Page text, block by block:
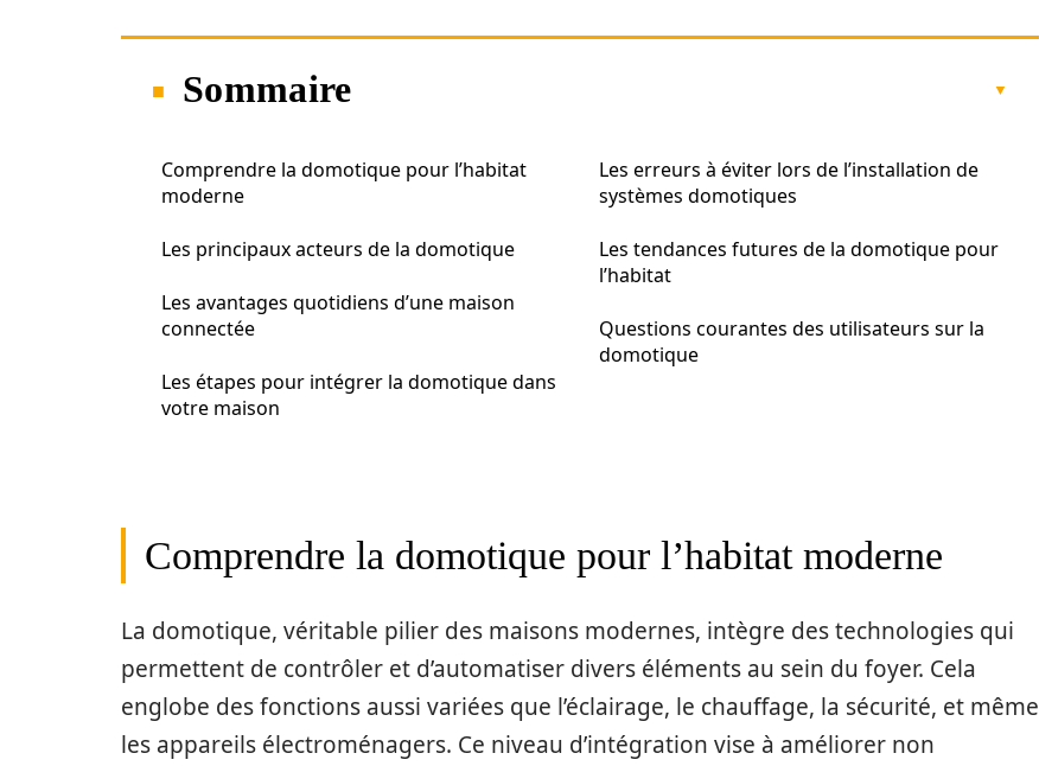
Sommaire
Comprendre la domotique pour l’habitat
moderne
Les principaux acteurs de la domotique
Les avantages quotidiens d’une maison
connectée
Les étapes pour intégrer la domotique dans
votre maison
Les erreurs à éviter lors de l’installation de
systèmes domotiques
Les tendances futures de la domotique pour
l’habitat
Questions courantes des utilisateurs sur la
domotique
Comprendre la domotique pour l’habitat moderne
La domotique, véritable pilier des maisons modernes, intègre des technologies qui
permettent de contrôler et d’automatiser divers éléments au sein du foyer. Cela
englobe des fonctions aussi variées que l’éclairage, le chauffage, la sécurité, et même
les appareils électroménagers. Ce niveau d’intégration vise à améliorer non